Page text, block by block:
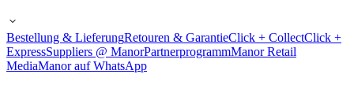
Bestellung & LieferungRetouren & GarantieClick + CollectClick +
ExpressSuppliers @ ManorPartnerprogrammManor Retail
MediaManor auf WhatsApp